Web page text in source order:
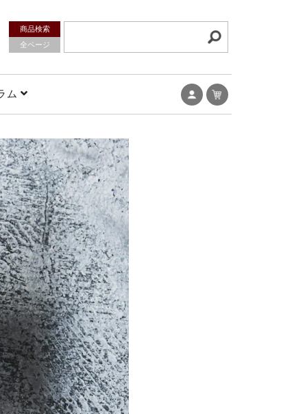
商品検索
全ページ
ム